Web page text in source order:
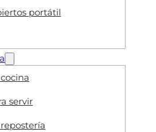
portátil
servir